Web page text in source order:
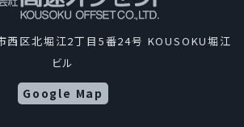
区北堀江2丁目5番24号 KOUSOKU堀江
ビル
Google Map